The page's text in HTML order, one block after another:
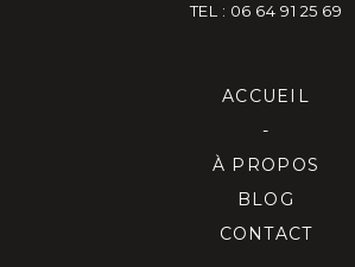
TEL : 06 64 91 25 69
ACCUEIL
-
À PROPOS
BLOG
CONTACT